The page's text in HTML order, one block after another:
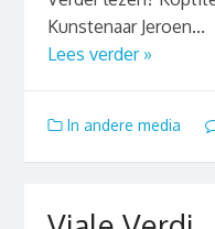
Kunstenaar Jeroen...
Lees verder »
In andere media